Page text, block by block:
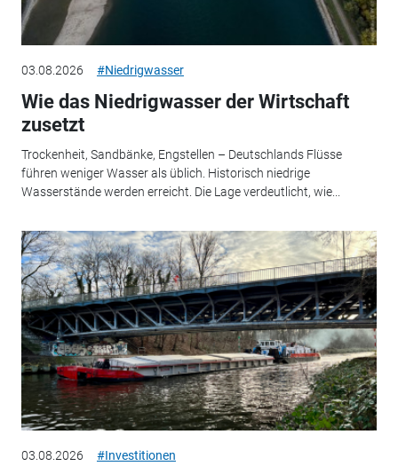
03.08.2026 #Niedrigwasser
Wie das Niedrigwasser der Wirtschaft
zusetzt
Trockenheit, Sandbänke, Engstellen – Deutschlands Flüsse
führen weniger Wasser als üblich. Historisch niedrige
Wasserstände werden erreicht. Die Lage verdeutlicht, wie...
03.08.2026 #Investitionen